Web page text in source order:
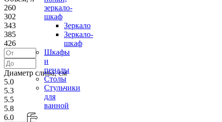
зеркало-
шкаф
Зеркало
Зеркало-
шкаф
Шкафы
и
пеналы
Столы
Стульчики
для
ванной
260
302
343
385
426
Диаметр слива, см
5.0
5.3
5.5
5.8
6.0